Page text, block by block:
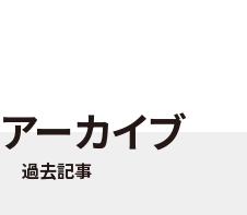
アーカイブ
過去記事